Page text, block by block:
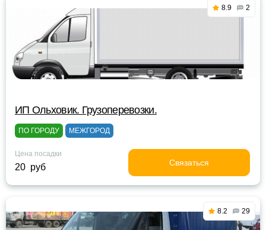
8.9 2
ИП Ольховик. Грузоперевозки.
ПО ГОРОДУ МЕЖГОРОД
Цена посадки
20 руб Связаться
8.2 29